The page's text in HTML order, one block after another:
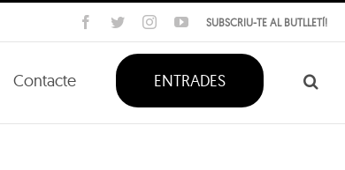
SUBSCRIU-TE AL BUTLLETÍ!
Facebook
TwitterInstagramYouTube
Contacte ENTRADES